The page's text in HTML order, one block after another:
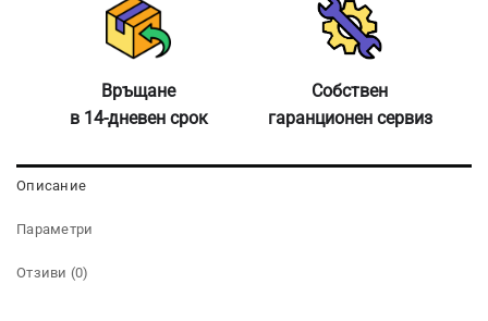
Връщане
в 14-дневен срок
Собствен
гаранционен сервиз
Описание
Параметри
Отзиви (0)